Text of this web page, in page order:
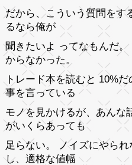
だから、こういう質問をす
るなら俺が
聞きたいよ ってなもんだ
からなかった。
トレード本を読むと 10%
事を言っている
モノを見かけるが、あんな
がいくらあっても
足らない。 ノイズにやら
し、適格な値幅